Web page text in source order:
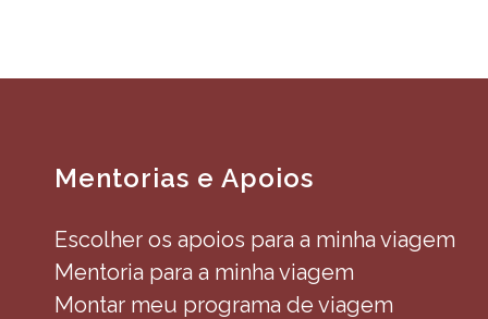
Mentorias e Apoios
Escolher os apoios para a minha viagem
Mentoria para a minha viagem
Montar meu programa de viagem